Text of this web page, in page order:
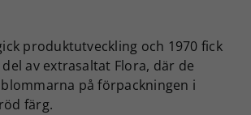
produktutveckling och 1970 fick
av extrasaltat Flora, där de
på förpackningen i
färg.